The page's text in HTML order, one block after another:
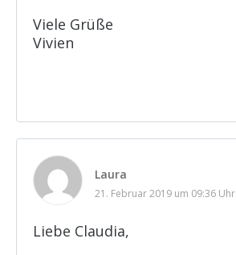
Viele Grüße
Vivien
Laura
21. Februar 2019 um 09:36 Uhr
Liebe Claudia,